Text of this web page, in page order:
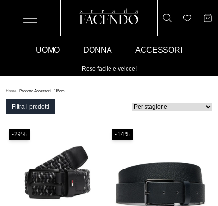
UOMO DONNA ACCESSORI
Reso facile e veloce!
Home · Prodotto Accessori · 115cm
Filtra i prodotti
-29% -14%